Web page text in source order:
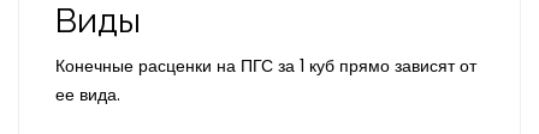
Виды
Конечные расценки на ПГС за 1 куб прямо зависят от
ее вида.